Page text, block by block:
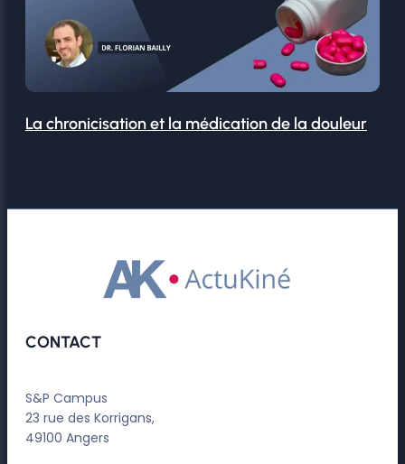
La chronicisation et la médication de la douleur
CONTACT
S&P Campus
23 rue des Korrigans,
49100 Angers